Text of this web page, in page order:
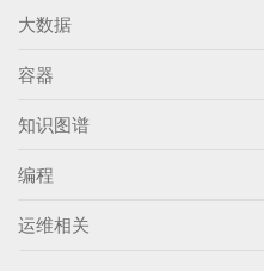
大数据
容器
知识图谱
编程
运维相关